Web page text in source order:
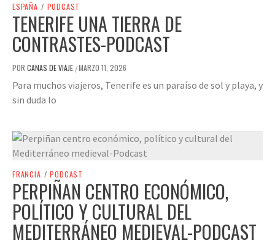
ESPAÑA / PODCAST
TENERIFE UNA TIERRA DE
CONTRASTES-PODCAST
POR CANAS DE VIAJE /MARZO 11, 2026
Para muchos viajeros, Tenerife es un paraíso de sol y playa, y
sin duda lo
FRANCIA / PODCAST
PERPIÑAN CENTRO ECONÓMICO,
POLÍTICO Y CULTURAL DEL
MEDITERRÁNEO MEDIEVAL-PODCAST